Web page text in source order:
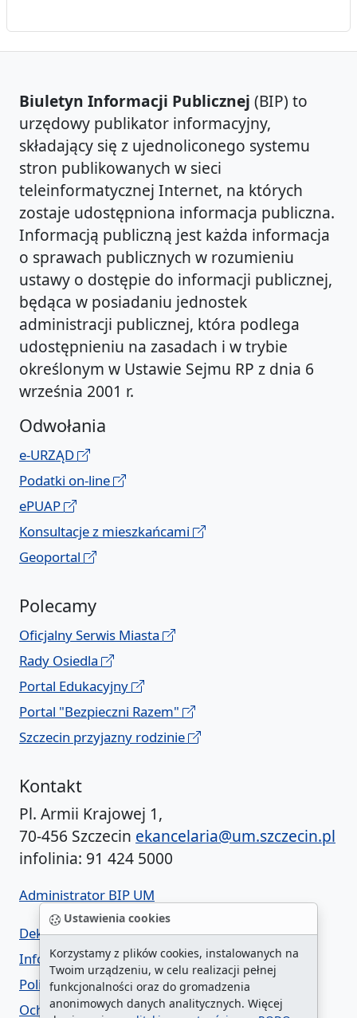
Ustawienia cookies
Korzystamy z plików cookies, instalowanych na
Twoim urządzeniu, w celu realizacji pełnej
funkcjonalności oraz do gromadzenia
anonimowych danych analitycznych. Więcej
Biuletyn Informacji Publicznej (BIP) to
urzędowy publikator informacyjny,
składający się z ujednoliconego systemu
stron publikowanych w sieci
teleinformatycznej Internet, na których
zostaje udostępniona informacja publiczna.
Informacją publiczną jest każda informacja
o sprawach publicznych w rozumieniu
ustawy o dostępie do informacji publicznej,
będąca w posiadaniu jednostek
administracji publicznej, która podlega
udostępnieniu na zasadach i w trybie
określonym w Ustawie Sejmu RP z dnia 6
września 2001 r.
Odwołania
e-URZĄD
Podatki on-line
ePUAP
Konsultacje z mieszkańcami
Geoportal
Polecamy
Oficjalny Serwis Miasta
Rady Osiedla
Portal Edukacyjny
Portal "Bezpieczni Razem"
Szczecin przyjazny rodzinie
Kontakt
Pl. Armii Krajowej 1,
70-456 Szczecin ekancelaria@um.szczecin.pl
infolinia: 91 424 5000
Administrator BIP UM
Deklaracja dostępności
Informacja o urzędzie w ETR
Polityka prywatności
Ochrona danych osobowych